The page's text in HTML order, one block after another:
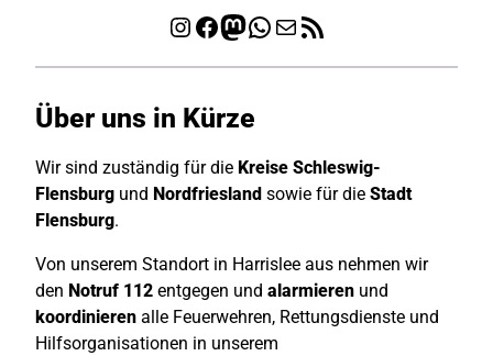
Instagram Facebook Mastodon WhatsApp E-Mail RSS-Feed
Über uns in Kürze
Wir sind zuständig für die Kreise Schleswig-
Flensburg und Nordfriesland sowie für die Stadt
Flensburg.
Von unserem Standort in Harrislee aus nehmen wir
den Notruf 112 entgegen und alarmieren und
koordinieren alle Feuerwehren, Rettungsdienste und
Hilfsorganisationen in unserem